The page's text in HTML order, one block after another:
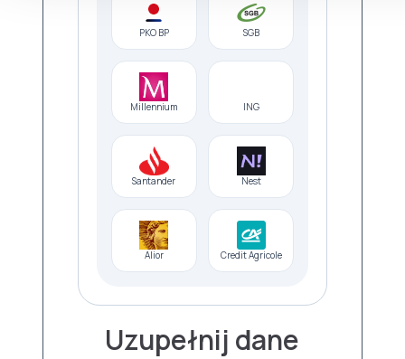
PKO BP SGB
Millennium ING
Santander Nest
Alior Credit Agricole
Uzupełnij dane